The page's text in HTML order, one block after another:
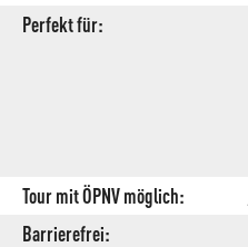
Perfekt für:
Tour mit ÖPNV möglich:
Barrierefrei: